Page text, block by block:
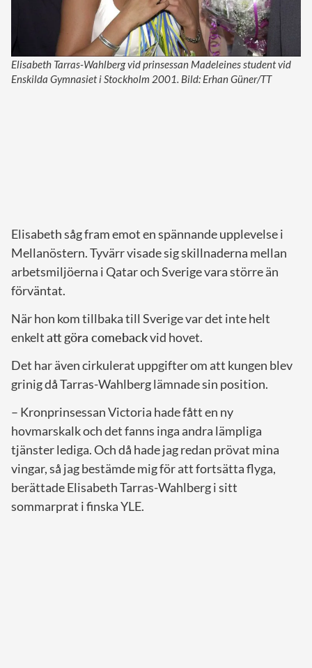
Elisabeth Tarras-Wahlberg vid prinsessan Madeleines student vid
Enskilda Gymnasiet i Stockholm 2001. Bild: Erhan Güner/TT
Elisabeth såg fram emot en spännande upplevelse i
Mellanöstern. Tyvärr visade sig skillnaderna mellan
arbetsmiljöerna i Qatar och Sverige vara större än
förväntat.
När hon kom tillbaka till Sverige var det inte helt
enkeltatt göra comebackvid hovet.
Det har även cirkulerat uppgifter om att kungen blev
grinig då Tarras-Wahlberg lämnade sin position.
– Kronprinsessan Victoria hade fått en ny
hovmarskalk och det fanns inga andra lämpliga
tjänster lediga. Och då hade jag redan prövat mina
vingar, så jag bestämde mig för att fortsätta flyga,
berättade Elisabeth Tarras-Wahlberg i sitt
sommarprat i finska YLE.